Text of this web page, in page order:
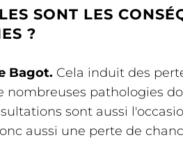
SONT LES
?
Bagot. Cela induit des
nombreuses pathologies
sont aussi
aussi une perte de